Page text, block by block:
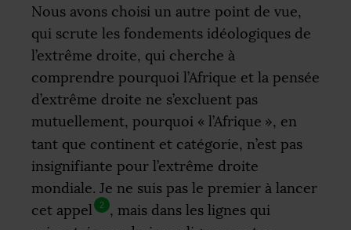
Nous avons choisi un autre point de vue,
qui scrute les fondements idéologiques de
l’extrême droite, qui cherche à
comprendre pourquoi l’Afrique et la pensée
d’extrême droite ne s’excluent pas
mutuellement, pourquoi « l’Afrique », en
tant que continent et catégorie, n’est pas
insignifiante pour l’extrême droite
mondiale. Je ne suis pas le premier à lancer
cet appel
2
, mais dans les lignes qui